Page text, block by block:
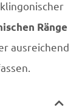
Ränge
ausreichend